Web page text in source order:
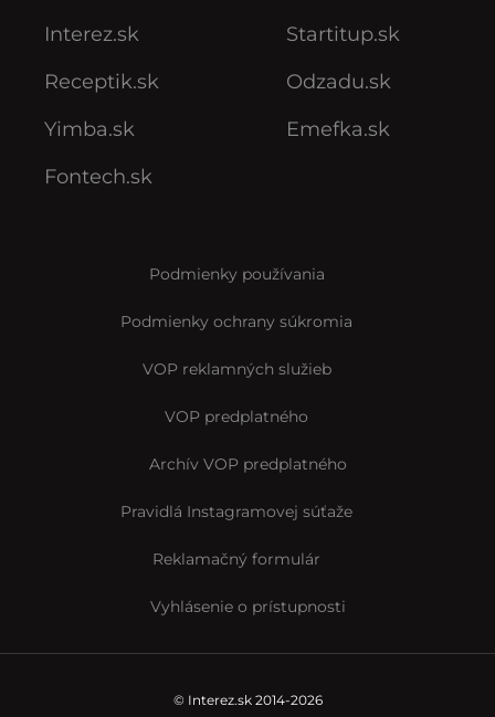
Interez.sk
Receptik.sk
Yimba.sk
Fontech.sk
Startitup.sk
Odzadu.sk
Emefka.sk
Podmienky používania
Podmienky ochrany súkromia
VOP reklamných služieb
VOP predplatného
Archív VOP predplatného
Pravidlá Instagramovej súťaže
Reklamačný formulár
Vyhlásenie o prístupnosti
© Interez.sk 2014-2026